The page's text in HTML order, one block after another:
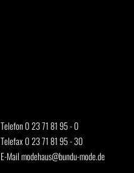
Telefon 0 23 71 81 95 - 0
Telefax 0 23 71 81 95 - 30
E-Mailmodehaus@bundu-mode.de